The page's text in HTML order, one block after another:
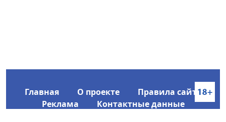
Главная О проекте
Правила сайта
Реклама
Контактные данные